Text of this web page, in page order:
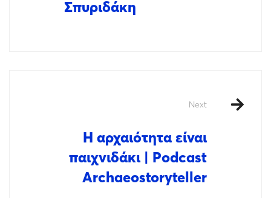
Σπυριδάκη
Next
Η αρχαιότητα είναι
παιχνιδάκι | Podcast
Archaeostoryteller